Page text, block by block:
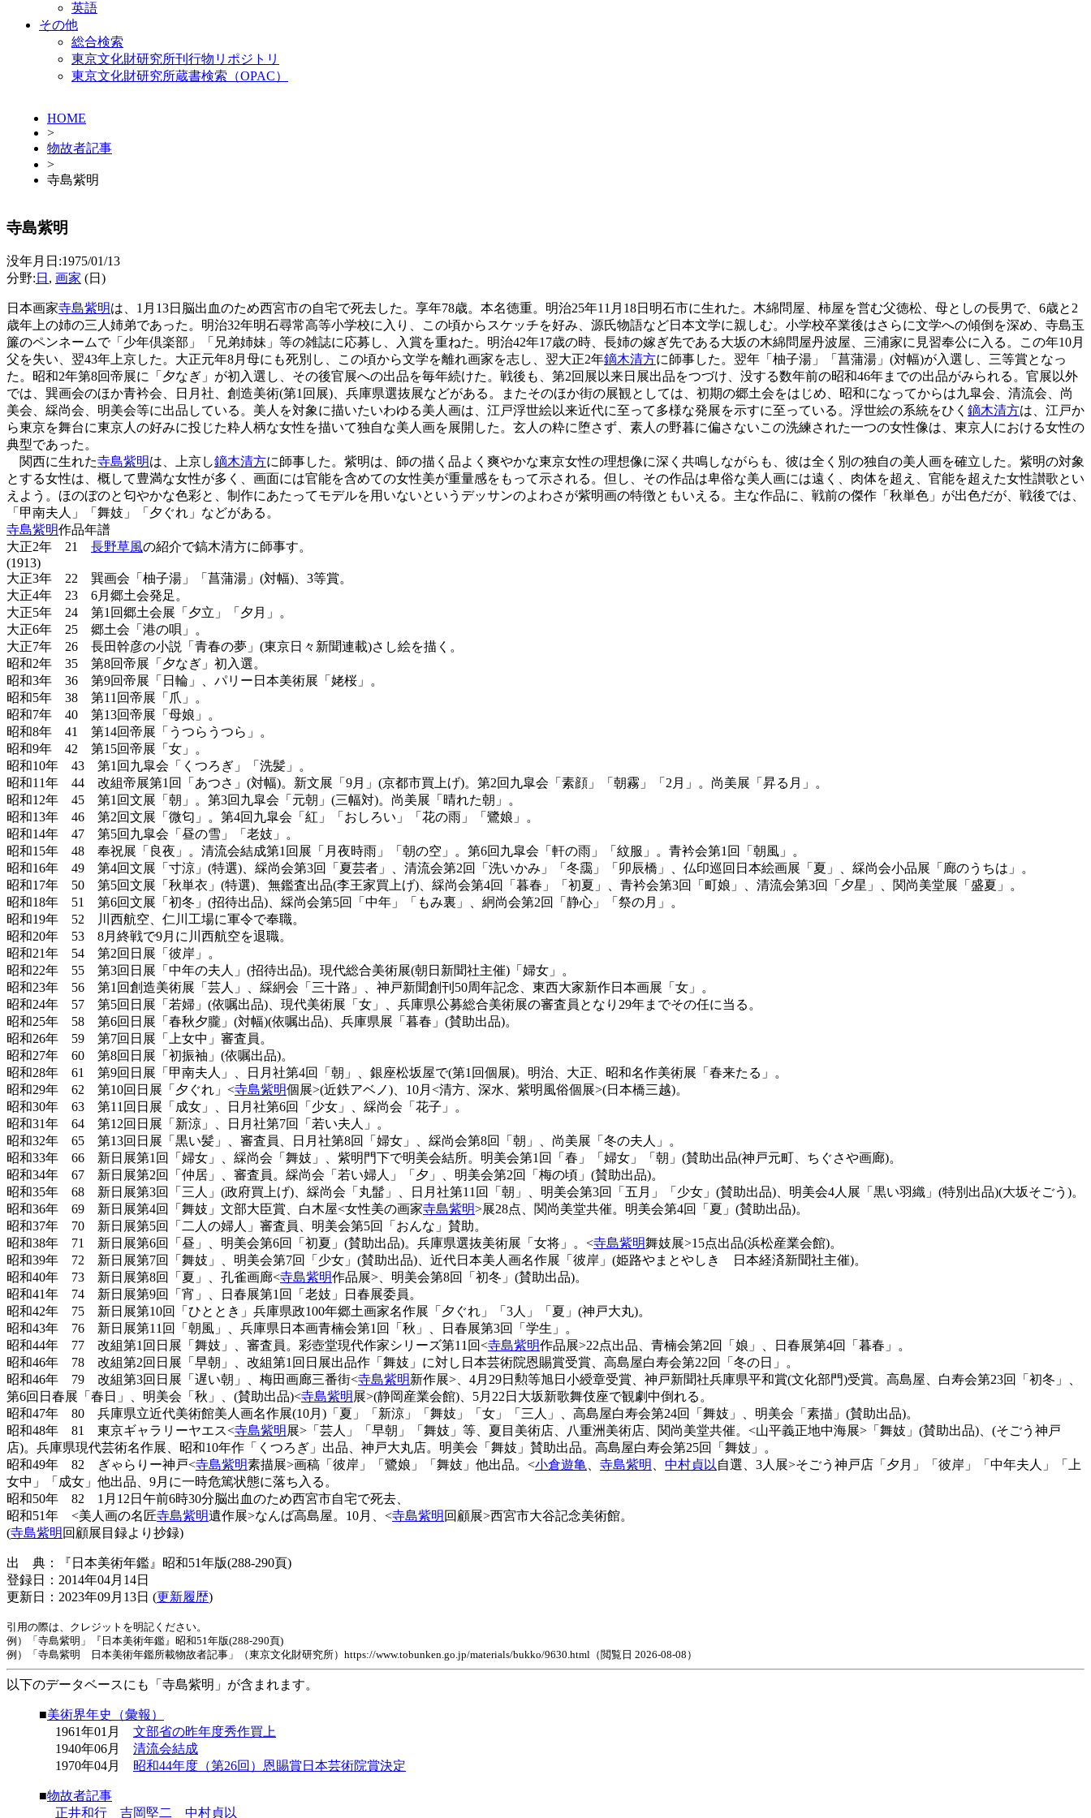
英語
その他
総合検索
東京文化財研究所刊行物リポジトリ
東京文化財研究所蔵書検索（OPAC）
HOME
>
物故者記事
>
寺島紫明
寺島紫明
没年月日:1975/01/13
分野: 日 , 画家 (日)
日本画家寺島紫明は、1月13日脳出血のため西宮市の自宅で死去した。享年78歳。本名徳重。明治25年11月18日明石市に生れた。木綿問屋、柿屋を営む父徳松、母としの長男で、6歳と2
歳年上の姉の三人姉弟であった。明治32年明石尋常高等小学校に入り、この頃からスケッチを好み、源氏物語など日本文学に親しむ。小学校卒業後はさらに文学への傾倒を深め、寺島玉
簾のペンネームで「少年倶楽部」「兄弟姉妹」等の雑誌に応募し、入賞を重ねた。明治42年17歳の時、長姉の嫁ぎ先である大坂の木綿問屋丹波屋、三浦家に見習奉公に入る。この年10月
父を失い、翌43年上京した。大正元年8月母にも死別し、この頃から文学を離れ画家を志し、翌大正2年鏑木清方に師事した。翌年「柚子湯」「菖蒲湯」(対幅)が入選し、三等賞となっ
た。昭和2年第8回帝展に「夕なぎ」が初入選し、その後官展への出品を毎年続けた。戦後も、第2回展以来日展出品をつづけ、没する数年前の昭和46年までの出品がみられる。官展以外
では、巽画会のほか青衿会、日月社、創造美術(第1回展)、兵庫県選抜展などがある。またそのほか街の展観としては、初期の郷土会をはじめ、昭和になってからは九皐会、清流会、尚
美会、綵尚会、明美会等に出品している。美人を対象に描いたいわゆる美人画は、江戸浮世絵以来近代に至って多様な発展を示すに至っている。浮世絵の系統をひく 鏑木清方は、江戸か
ら東京を舞台に東京人の好みに投じた粋人柄な女性を描いて独自な美人画を展開した。玄人の粋に堕さず、素人の野暮に偏さないこの洗練された一つの女性像は、東京人における女性の
典型であった。
関西に生れた寺島紫明は、上京し鏑木清方に師事した。紫明は、師の描く品よく爽やかな東京女性の理想像に深く共鳴しながらも、彼は全く別の独自の美人画を確立した。紫明の対象
とする女性は、概して豊満な女性が多く、画面には官能を含めての女性美が重量感をもって示される。但し、その作品は卑俗な美人画には遠く、肉体を超え、官能を超えた女性讃歌とい
えよう。ほのぼのと匂やかな色彩と、制作にあたってモデルを用いないというデッサンのよわさが紫明画の特徴ともいえる。主な作品に、戦前の傑作「秋単色」が出色だが、戦後では、
「甲南夫人」「舞妓」「夕ぐれ」などがある。
寺島紫明作品年譜
大正2年 21 長野草風の紹介で鎬木清方に師事す。
(1913)
大正3年 22 巽画会「柚子湯」「菖蒲湯」(対幅)、3等賞。
大正4年 23 6月郷土会発足。
大正5年 24 第1回郷土会展「夕立」「夕月」。
大正6年 25 郷土会「港の唄」。
大正7年 26 長田幹彦の小説「青春の夢」(東京日々新聞連載)さし絵を描く。
昭和2年 35 第8回帝展「夕なぎ」初入選。
昭和3年 36 第9回帝展「日輪」、パリー日本美術展「姥桜」。
昭和5年 38 第11回帝展「爪」。
昭和7年 40 第13回帝展「母娘」。
昭和8年 41 第14回帝展「うつらうつら」。
昭和9年 42 第15回帝展「女」。
昭和10年 43 第1回九皐会「くつろぎ」「洗髪」。
昭和11年 44 改組帝展第1回「あつさ」(対幅)。新文展「9月」(京都市買上げ)。第2回九皐会「素顔」「朝霧」「2月」。尚美展「昇る月」。
昭和12年 45 第1回文展「朝」。第3回九皐会「元朝」(三幅対)。尚美展「晴れた朝」。
昭和13年 46 第2回文展「微匂」。第4回九皐会「紅」「おしろい」「花の雨」「鷺娘」。
昭和14年 47 第5回九皐会「昼の雪」「老妓」。
昭和15年 48 奉祝展「良夜」。清流会結成第1回展「月夜時雨」「朝の空」。第6回九皐会「軒の雨」「紋服」。青衿会第1回「朝風」。
昭和16年 49 第4回文展「寸涼」(特選)、綵尚会第3回「夏芸者」、清流会第2回「洗いかみ」「冬靄」「卯辰橋」、仏印巡回日本絵画展「夏」、綵尚会小品展「廊のうちは」。
昭和17年 50 第5回文展「秋単衣」(特選)、無鑑査出品(李王家買上げ)、綵尚会第4回「暮春」「初夏」、青衿会第3回「町娘」、清流会第3回「夕星」、関尚美堂展「盛夏」。
昭和18年 51 第6回文展「初冬」(招待出品)、綵尚会第5回「中年」「もみ裏」、絅尚会第2回「静心」「祭の月」。
昭和19年 52 川西航空、仁川工場に軍令で奉職。
昭和20年 53 8月終戦で9月に川西航空を退職。
昭和21年 54 第2回日展「彼岸」。
昭和22年 55 第3回日展「中年の夫人」(招待出品)。現代総合美術展(朝日新聞社主催)「婦女」。
昭和23年 56 第1回創造美術展「芸人」、綵絅会「三十路」、神戸新聞創刊50周年記念、東西大家新作日本画展「女」。
昭和24年 57 第5回日展「若婦」(依嘱出品)、現代美術展「女」、兵庫県公募総合美術展の審査員となり29年までその任に当る。
昭和25年 58 第6回日展「春秋夕朧」(対幅)(依嘱出品)、兵庫県展「暮春」(賛助出品)。
昭和26年 59 第7回日展「上女中」審査員。
昭和27年 60 第8回日展「初振袖」(依嘱出品)。
昭和28年 61 第9回日展「甲南夫人」、日月社第4回「朝」、銀座松坂屋で(第1回個展)。明治、大正、昭和名作美術展「春来たる」。
昭和29年 62 第10回日展「夕ぐれ」<寺島紫明個展>(近鉄アベノ)、10月<清方、深水、紫明風俗個展>(日本橋三越)。
昭和30年 63 第11回日展「成女」、日月社第6回「少女」、綵尚会「花子」。
昭和31年 64 第12回日展「新涼」、日月社第7回「若い夫人」。
昭和32年 65 第13回日展「黒い髪」、審査員、日月社第8回「婦女」、綵尚会第8回「朝」、尚美展「冬の夫人」。
昭和33年 66 新日展第1回「婦女」、綵尚会「舞妓」、紫明門下で明美会結所。明美会第1回「春」「婦女」「朝」(賛助出品(神戸元町、ちぐさや画廊)。
昭和34年 67 新日展第2回「仲居」、審査員。綵尚会「若い婦人」「夕」、明美会第2回「梅の頃」(賛助出品)。
昭和35年 68 新日展第3回「三人」(政府買上げ)、綵尚会「丸髷」、日月社第11回「朝」、明美会第3回「五月」「少女」(賛助出品)、明美会4人展「黒い羽織」(特別出品)(大坂そごう)。
昭和36年 69 新日展第4回「舞妓」文部大臣賞、白木屋<女性美の画家寺島紫明>展28点、関尚美堂共催。明美会第4回「夏」(賛助出品)。
昭和37年 70 新日展第5回「二人の婦人」審査員、明美会第5回「おんな」賛助。
昭和38年 71 新日展第6回「昼」、明美会第6回「初夏」(賛助出品)。兵庫県選抜美術展「女将」。<寺島紫明舞妓展>15点出品(浜松産業会館)。
昭和39年 72 新日展第7回「舞妓」、明美会第7回「少女」(賛助出品)、近代日本美人画名作展「彼岸」(姫路やまとやしき 日本経済新聞社主催)。
昭和40年 73 新日展第8回「夏」、孔雀画廊<寺島紫明作品展>、明美会第8回「初冬」(賛助出品)。
昭和41年 74 新日展第9回「宵」、日春展第1回「老妓」日春展委員。
昭和42年 75 新日展第10回「ひととき」兵庫県政100年郷土画家名作展「夕ぐれ」「3人」「夏」(神戸大丸)。
昭和43年 76 新日展第11回「朝風」、兵庫県日本画青楠会第1回「秋」、日春展第3回「学生」。
昭和44年 77 改組第1回日展「舞妓」、審査員。彩壺堂現代作家シリーズ第11回<寺島紫明作品展>22点出品、青楠会第2回「娘」、日春展第4回「暮春」。
昭和46年 78 改組第2回日展「早朝」、改組第1回日展出品作「舞妓」に対し日本芸術院恩賜賞受賞、高島屋白寿会第22回「冬の日」。
昭和46年 79 改組第3回日展「遅い朝」、梅田画廊三番街<寺島紫明新作展>、4月29日勲等旭日小綬章受賞、神戸新聞社兵庫県平和賞(文化部門)受賞。高島屋、白寿会第23回「初冬」、
第6回日春展「春日」、明美会「秋」、(賛助出品)<寺島紫明 展>(静岡産業会館)、5月22日大坂新歌舞伎座で観劇中倒れる。
昭和47年 80 兵庫県立近代美術館美人画名作展(10月)「夏」「新涼」「舞妓」「女」「三人」、高島屋白寿会第24回「舞妓」、明美会「素描」(賛助出品)。
昭和48年 81 東京ギャラリーヤエス<寺島紫明 展>「芸人」「早朝」「舞妓」等、夏目美術店、八重洲美術店、関尚美堂共催。<山平義正地中海展>「舞妓」(賛助出品)、(そごう神戸
店)。兵庫県現代芸術名作展、昭和10年作「くつろぎ」出品、神戸大丸店。明美会「舞妓」賛助出品。高島屋白寿会第25回「舞妓」。
昭和49年 82 ぎゃらりー神戸<寺島紫明素描展>画稿「彼岸」「鷺娘」「舞妓」他出品。<小倉遊亀 寺島紫明 中村貞以 自選、3人展>そごう神戸店「夕月」「彼岸」「中年夫人」「上
女中」「成女」他出品、9月に一時危篤状態に落ち入る。
昭和50年 82 1月12日午前6時30分脳出血のため西宮市自宅で死去、
昭和51年 <美人画の名匠寺島紫明遺作展>なんば高島屋。10月、<寺島紫明 回顧展>西宮市大谷記念美術館。
(寺島紫明 回顧展目録より抄録)
出 典：『日本美術年鑑』昭和51年版(288-290頁)
登録日：2014年04月14日
更新日：2023年09月13日 (更新履歴)
引用の際は、クレジットを明記ください。
例）「寺島紫明」『日本美術年鑑』昭和51年版(288-290頁)
例）「寺島紫明 日本美術年鑑所載物故者記事」（東京文化財研究所）https://www.tobunken.go.jp/materials/bukko/9630.html（閲覧日 2026-08-08）
以下のデータベースにも「寺島紫明」が含まれます。
■美術界年史（彙報）
1961年01月 文部省の昨年度秀作買上
1940年06月 清流会結成
1970年04月 昭和44年度（第26回）恩賜賞日本芸術院賞決定
■物故者記事
正井和行
吉岡堅二 中村貞以